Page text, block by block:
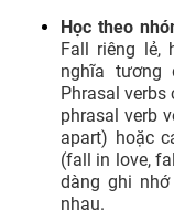
Học theo
Fall riêng lẻ,
nghĩa tương
Phrasal
phrasal verb
apart) hoặc
(fall in love,
dàng ghi
nhau.